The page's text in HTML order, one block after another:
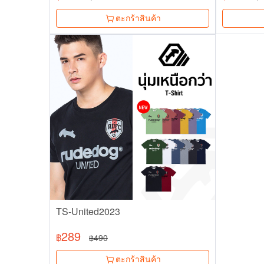
ตะกร้าสินค้า
TS-United2023
฿289 ฿490
ตะกร้าสินค้า